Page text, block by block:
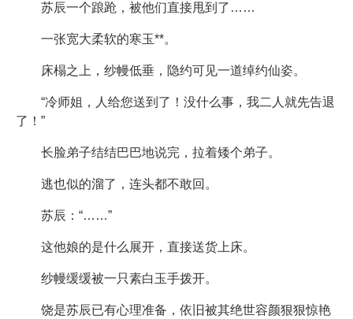
苏辰一个踉跄，被他们直接甩到了……
一张宽大柔软的寒玉**。
床榻之上，纱幔低垂，隐约可见一道绰约仙姿。
“冷师姐，人给您送到了！没什么事，我二人就先告退
了！”
长脸弟子结结巴巴地说完，拉着矮个弟子。
逃也似的溜了，连头都不敢回。
苏辰：“……”
这他娘的是什么展开，直接送货上床。
纱幔缓缓被一只素白玉手拨开。
饶是苏辰已有心理准备，依旧被其绝世容颜狠狠惊艳